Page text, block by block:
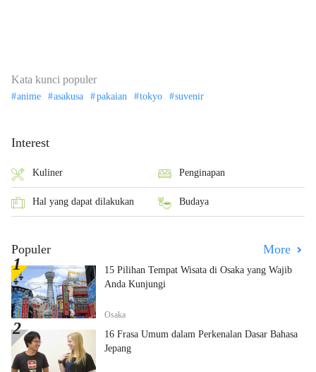
Kata kunci populer
anime asakusa pakaian tokyo suvenir
Interest
Kuliner Penginapan
Hal yang dapat dilakukan Budaya
Populer More
15 Pilihan Tempat Wisata di Osaka yang Wajib
Anda Kunjungi
Osaka
16 Frasa Umum dalam Perkenalan Dasar Bahasa
Jepang